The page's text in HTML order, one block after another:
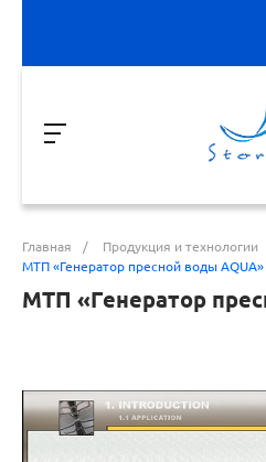
Главная / Продукция и технологии
МТП «Генератор пресной воды AQUA»
МТП «Генератор